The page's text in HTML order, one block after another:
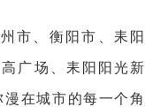
市、衡阳市、耒阳
广场、耒阳阳光新
在城市的每一个角